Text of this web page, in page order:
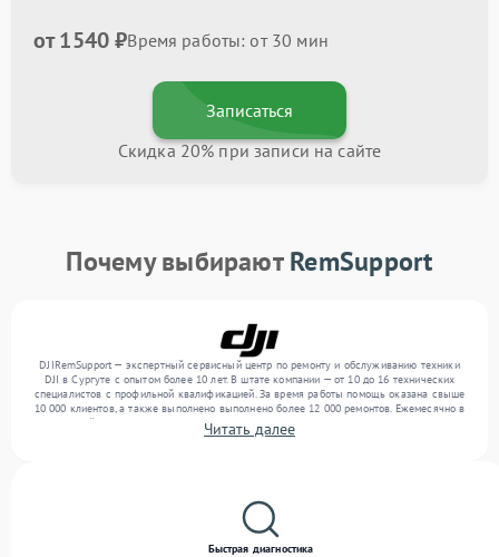
от 1540 ₽Время работы: от 30 мин
Записаться
Скидка 20% при записи на сайте
Почему выбираютRemSupport
DJIRemSupport — экспертный сервисный центр по ремонту и обслуживанию техники
DJI в Сургуте с опытом более 10 лет. В штате компании — от 10 до 16 технических
специалистов с профильной квалификацией. За время работы помощь оказана свыше
10 000 клиентов, а также выполнено выполнено более 12 000 ремонтов. Ежемесячно в
сервисный центр поступает свыше 300 единиц техники, включая , , . Мы выполняем
ремонт различного уровня сложности и предлагаем стабильный уровень сервиса
Читать далее
Быстрая диагностика